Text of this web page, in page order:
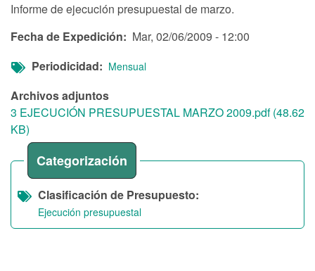
Informe de ejecución presupuestal de marzo.
Fecha de Expedición
Mar, 02/06/2009 - 12:00
Periodicidad
Mensual
Archivos adjuntos
3 EJECUCIÓN PRESUPUESTAL MARZO 2009.pdf (48.62
KB)
Categorización
Clasificación de Presupuesto
Ejecución presupuestal